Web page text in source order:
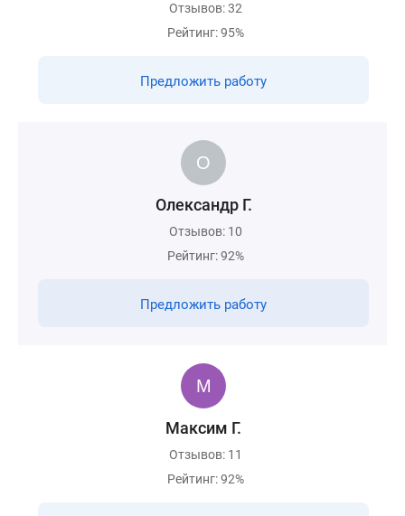
Отзывов: 32
Рейтинг: 95%
Предложить работу
Олександр Г.
Отзывов: 10
Рейтинг: 92%
Предложить работу
Максим Г.
Отзывов: 11
Рейтинг: 92%